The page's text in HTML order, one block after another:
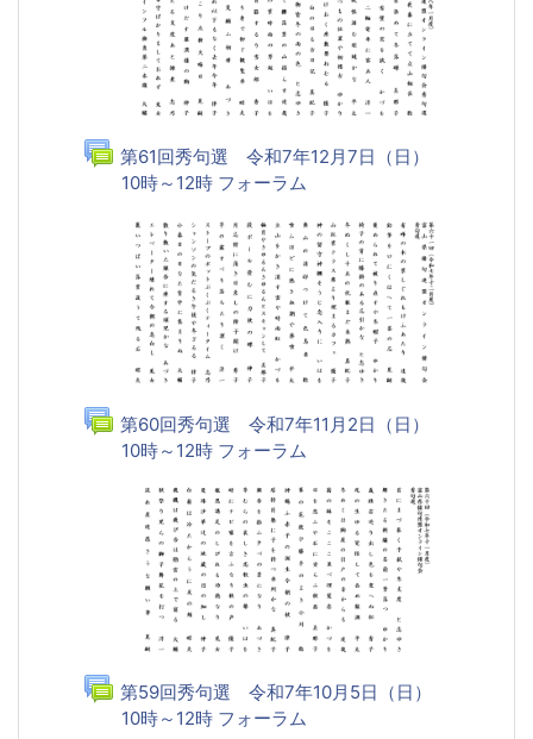
第61回秀句選 令和7年12月7日（日）
10時～12時 フォーラム
第60回秀句選 令和7年11月2日（日）
10時～12時 フォーラム
第59回秀句選 令和7年10月5日（日）
10時～12時 フォーラム